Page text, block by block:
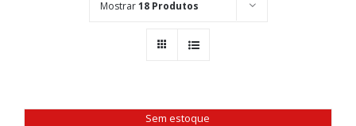
Mostrar18 Produtos
Sem estoque